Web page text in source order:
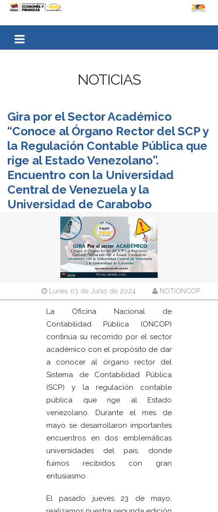
NOTICIAS
Gira por el Sector Académico
“Conoce al Órgano Rector del SCP y
la Regulación Contable Pública que
rige al Estado Venezolano”.
Encuentro con la Universidad
Central de Venezuela y la
Universidad de Carabobo
Lunes 03 de Junio de 2024 NOTIONCOP
La Oficina Nacional de
Contabilidad Pública (ONCOP)
continúa su recorrido por el sector
académico con el propósito de dar
a conocer al órgano rector del
Sistema de Contabilidad Pública
(SCP) y la regulación contable
pública que rige al Estado
venezolano. Durante el mes de
mayo se desarrollaron importantes
encuentros en dos emblemáticas
universidades del país, donde
fuimos recibidos con gran
entusiasmo.
El pasado jueves 23 de mayo,